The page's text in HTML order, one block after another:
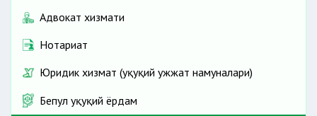
Адвокат хизмати
Нотариат
Юридик хизмат (ҳуқуқий ҳужжат намуналари)
Бепул ҳуқуқий ёрдам